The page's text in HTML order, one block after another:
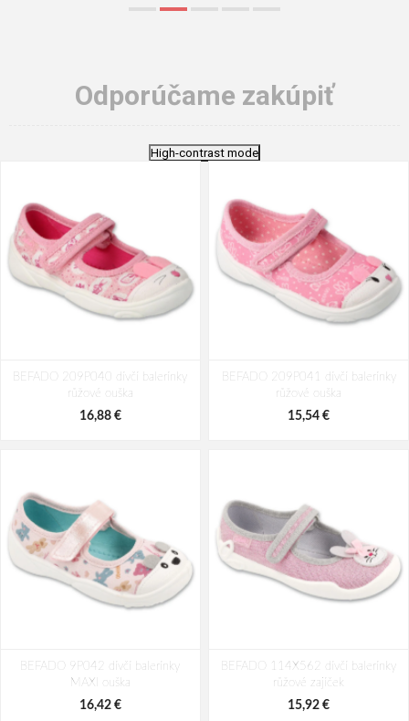
Odporúčame zakúpiť
High-contrast mode
BEFADO 209P040 dívčí balerínky
růžové ouška
16,88 €
BEFADO 209P041 dívčí balerínky
růžové ouška
15,54 €
BEFADO 9P042 dívčí balerínky
MAXI ouška
16,42 €
BEFADO 114X562 dívčí balerínky
růžové zajíček
15,92 €